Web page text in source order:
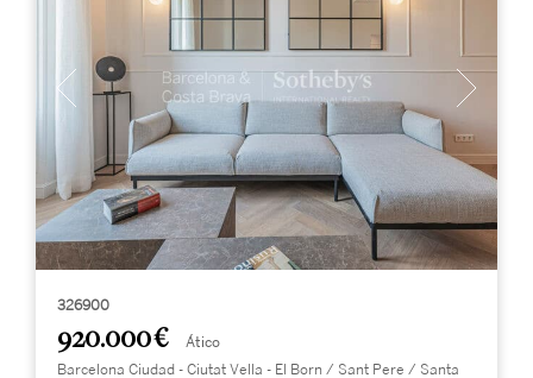
326900
920.000 € Ático
Barcelona Ciudad - Ciutat Vella - El Born / Sant Pere / Santa